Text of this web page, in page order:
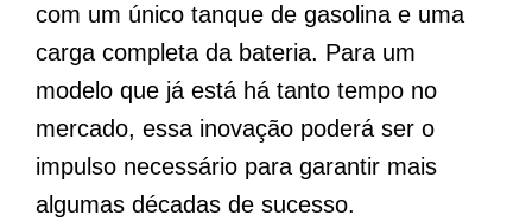
com um único tanque de gasolina e uma
carga completa da bateria. Para um
modelo que já está há tanto tempo no
mercado, essa inovação poderá ser o
impulso necessário para garantir mais
algumas décadas de sucesso.